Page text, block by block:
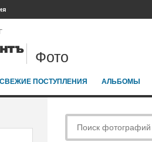
Фото
СВЕЖИЕ ПОСТУПЛЕНИЯ АЛЬБОМЫ